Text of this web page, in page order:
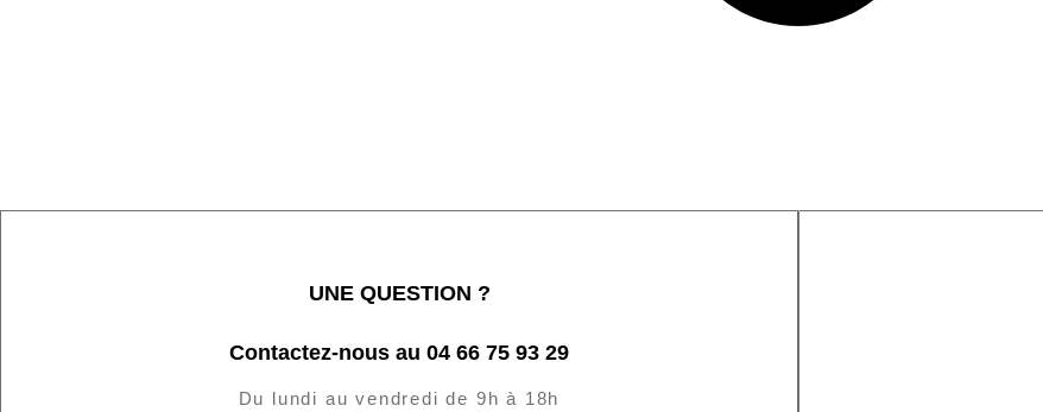
UNE QUESTION ?
Contactez-nous au 04 66 75 93 29
Du lundi au vendredi de 9h à 18h